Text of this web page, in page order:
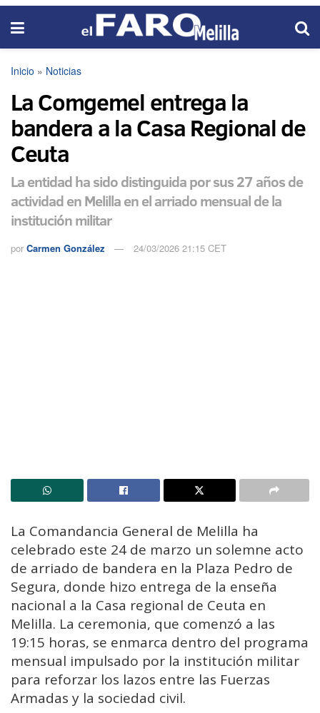
Inicio » Noticias
La Comgemel entrega la
bandera a la Casa Regional de
Ceuta
La entidad ha sido distinguida por sus 27 años de
actividad en Melilla en el arriado mensual de la
institución militar
por Carmen González 24/03/2026 21:15 CET
La Comandancia General de Melilla ha
celebrado este 24 de marzo un solemne acto
de arriado de bandera en la Plaza Pedro de
Segura, donde hizo entrega de la enseña
nacional a la Casa regional de Ceuta en
Melilla. La ceremonia, que comenzó a las
19:15 horas, se enmarca dentro del programa
mensual impulsado por la institución militar
para reforzar los lazos entre las Fuerzas
Armadas y la sociedad civil.